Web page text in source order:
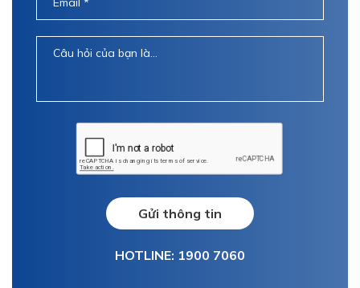
Gửi thông tin
HOTLINE: 1900 7060